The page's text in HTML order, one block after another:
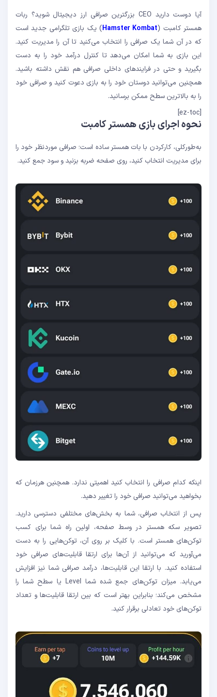
آیا دوست دارید CEO بزرگترین صرافی ارز دیجیتال شوید؟ ربات
همستر کامبت (Hamster Kombat) یک بازی تلگرامی جدید است
که در آن شما یک صرافی را انتخاب می‌کنید تا آن را مدیریت کنید.
این بازی به شما امکان می‌دهد تا کنترل درآمد خود را به دست
بگیرید و حتی در فرایندهای داخلی صرافی هم نقش داشته باشید.
همچنین می‌توانید دوستان خود را به بازی دعوت کنید و صرافی خود
را به بالاترین سطح ممکن برسانید.
[ez-toc]
نحوه اجرای بازی همستر کامبت
به‌طورکلی، کارکردن با بات همستر ساده است؛ صرافی موردنظر خود را
برای مدیریت انتخاب کنید، روی صفحه ضربه بزنید و سود جمع کنید.
اینکه کدام صرافی را انتخاب کنید اهمیتی ندارد. همچنین هرزمان که
بخواهید می‌توانید صرافی خود را تغییر دهید.
پس از انتخاب صرافی، شما به بخش‌های مختلفی دسترسی دارید.
تصویر سکه همستر در وسط صفحه، اولین راه شما برای کسب
توکن‌های همستر است. با کلیک بر روی آن، توکن‌هایی را به دست
می‌آورید که می‌توانید از آن‌ها برای ارتقا قابلیت‌های صرافی خود
استفاده کنید. با ارتقا این قابلیت‌ها، درآمد صرافی شما نیز افزایش
می‌یابد. میزان توکن‌های جمع شده شما Level یا سطح شما را
مشخص می‌کند؛ بنابراین بهتر است که بین ارتقا قابلیت‌ها و تعداد
توکن‌های خود تعادلی برقرار کنید.